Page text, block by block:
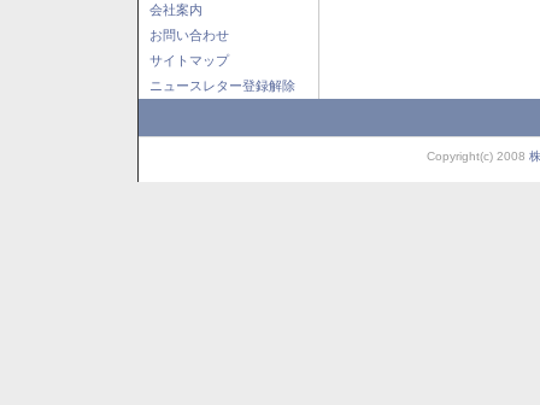
会社案内
お問い合わせ
サイトマップ
ニュースレター登録解除
Copyright(c) 2008